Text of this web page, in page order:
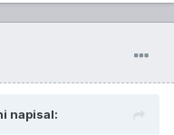
napisal: